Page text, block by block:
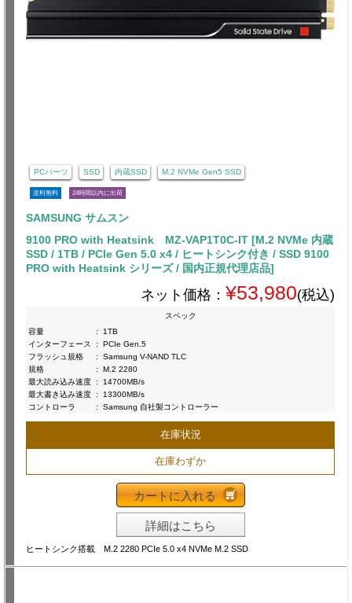
PCパーツ SSD 内蔵SSD M.2 NVMe Gen5 SSD
送料無料 24時間以内に出荷
SAMSUNG サムスン
9100 PRO with Heatsink MZ-VAP1T0C-IT [M.2 NVMe 内蔵
SSD / 1TB / PCIe Gen 5.0 x4 / ヒートシンク付き / SSD 9100
PRO with Heatsink シリーズ / 国内正規代理店品]
ネット価格： ¥53,980(税込)
スペック
容量
:
1TB
インターフェース
:
PCIe Gen.5
フラッシュ規格
:
Samsung V-NAND TLC
規格
:
M.2 2280
最大読み込み速度 :
14700MB/s
最大書き込み速度 :
13300MB/s
コントローラ
: Samsung 自社製コントローラー
在庫状況
在庫わずか
カートに入れる
詳細はこちら
ヒートシンク搭載 M.2 2280 PCIe 5.0 x4 NVMe M.2 SSD